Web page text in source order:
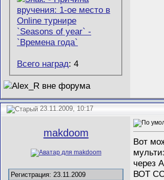
Всего наград: 4
23.11.2009, 10:17
makdoom
Регистрация: 23.11.2009
Вот
через
ВОТ